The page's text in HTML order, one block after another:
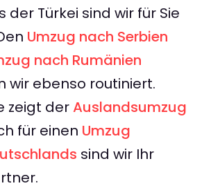
der Türkei sind wir für Sie
Umzug nach Serbien
nach Rumänien
wir ebenso routiniert.
zeigt derAuslandsumzug
für einen Umzug
sind wir Ihr